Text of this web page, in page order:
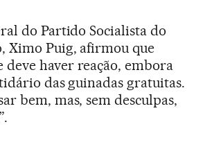
do Partido Socialista do
Ximo Puig, afirmou que
deve haver reação, embora
das guinadas gratuitas.
bem, mas, sem desculpas,